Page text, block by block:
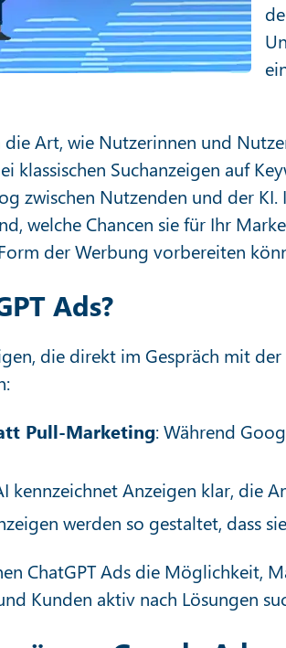
die Art, wie Nutzerinnen und
klassischen Suchanzeigen auf
zwischen Nutzenden und der
welche Chancen sie für Ihr
der Werbung vorbereiten
Ads?
die direkt im Gespräch mit
Pull-Marketing: Während
kennzeichnet Anzeigen klar, die
werden so gestaltet, dass
ChatGPT Ads die Möglichkeit,
Kunden aktiv nach Lösungen